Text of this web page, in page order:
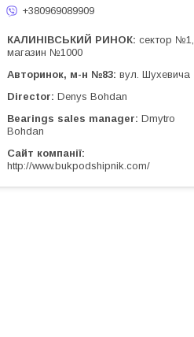
+380969089909
КАЛИНІВСЬКИЙ РИНОК сектор №1,
магазин №1000
Авторинок, м-н №83 вул. Шухевича
Director Denys Bohdan
Bearings sales manager Dmytro
Bohdan
Сайт компанії
http://www.bukpodshipnik.com/